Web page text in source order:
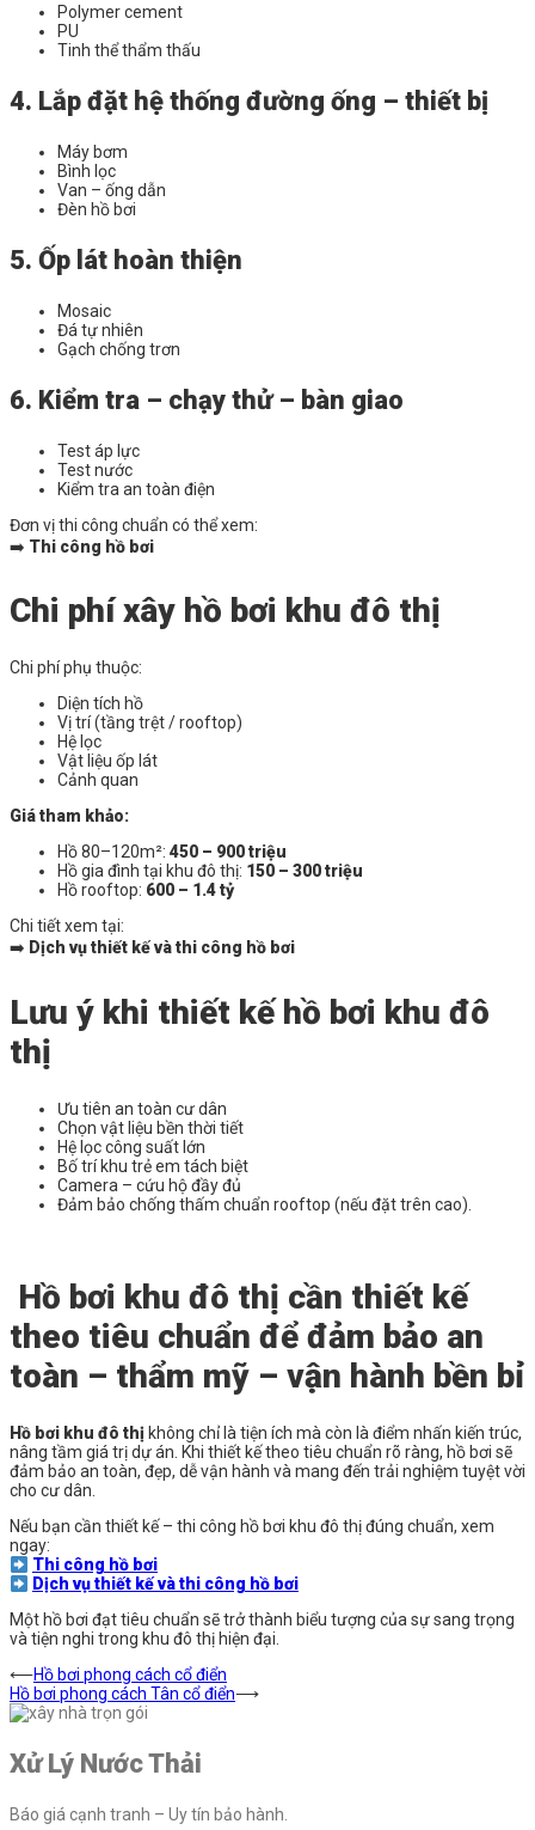
Polymer cement
PU
Tinh thể thẩm thấu
4. Lắp đặt hệ thống đường ống – thiết bị
Máy bơm
Bình lọc
Van – ống dẫn
Đèn hồ bơi
5. Ốp lát hoàn thiện
Mosaic
Đá tự nhiên
Gạch chống trơn
6. Kiểm tra – chạy thử – bàn giao
Test áp lực
Test nước
Kiểm tra an toàn điện
Đơn vị thi công chuẩn có thể xem:
➡️ Thi công hồ bơi
Chi phí xây hồ bơi khu đô thị
Chi phí phụ thuộc:
Diện tích hồ
Vị trí (tầng trệt / rooftop)
Hệ lọc
Vật liệu ốp lát
Cảnh quan
Giá tham khảo:
Hồ 80–120m²: 450 – 900 triệu
Hồ gia đình tại khu đô thị: 150 – 300 triệu
Hồ rooftop: 600 – 1.4 tỷ
Chi tiết xem tại:
➡️ Dịch vụ thiết kế và thi công hồ bơi
Lưu ý khi thiết kế hồ bơi khu đô
thị
Ưu tiên an toàn cư dân
Chọn vật liệu bền thời tiết
Hệ lọc công suất lớn
Bố trí khu trẻ em tách biệt
Camera – cứu hộ đầy đủ
Đảm bảo chống thấm chuẩn rooftop (nếu đặt trên cao).
Hồ bơi khu đô thị cần thiết kế
theo tiêu chuẩn để đảm bảo an
toàn – thẩm mỹ – vận hành bền bỉ
Hồ bơi khu đô thị không chỉ là tiện ích mà còn là điểm nhấn kiến trúc,
nâng tầm giá trị dự án. Khi thiết kế theo tiêu chuẩn rõ ràng, hồ bơi sẽ
đảm bảo an toàn, đẹp, dễ vận hành và mang đến trải nghiệm tuyệt vời
cho cư dân.
Nếu bạn cần thiết kế – thi công hồ bơi khu đô thị đúng chuẩn, xem
ngay:
Thi công hồ bơi
Dịch vụ thiết kế và thi công hồ bơi
Một hồ bơi đạt tiêu chuẩn sẽ trở thành biểu tượng của sự sang trọng
và tiện nghi trong khu đô thị hiện đại.
Điều
hướng
bài
viết
⟵Hồ bơi phong cách cổ điển
Hồ bơi phong cách Tân cổ điển⟶
Xử Lý Nước Thải
Báo giá cạnh tranh – Uy tín bảo hành.